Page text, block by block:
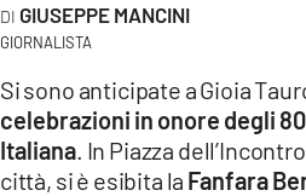
LaC
Network
LACPLAY.IT
LACTV.IT
LACONAIR.IT
GIUSEPPE MANCINI
GIORNALISTA
Si sono anticipate a Gioia
celebrazioni in onore degli
Italiana . In Piazza
città, si è esibita la Fanfara